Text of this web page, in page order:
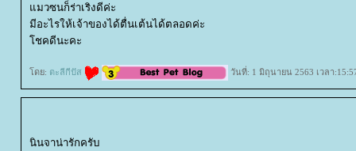
มวซนก็ร่าเริงดีค่ะ
มีอะไรให้เจ้าของได้ตื่นเต้นได้ตลอดค่ะ
ชคดีนะคะ
ดย: ตะลีกีปัส วันที่: 1 มิถุนายน 2563 เวลา
นินจาน่ารักครับ